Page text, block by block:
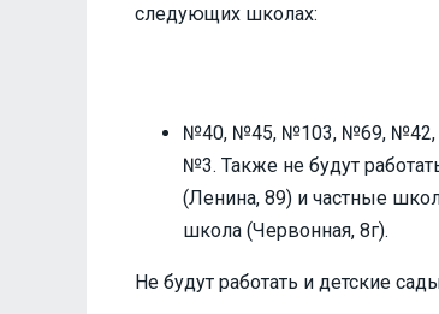
следующих школах:
№40, №45, №103, №69,
№3. Также не будут
(Ленина, 89) и частные
школа (Червонная, 8г).
Не будут работать и детские